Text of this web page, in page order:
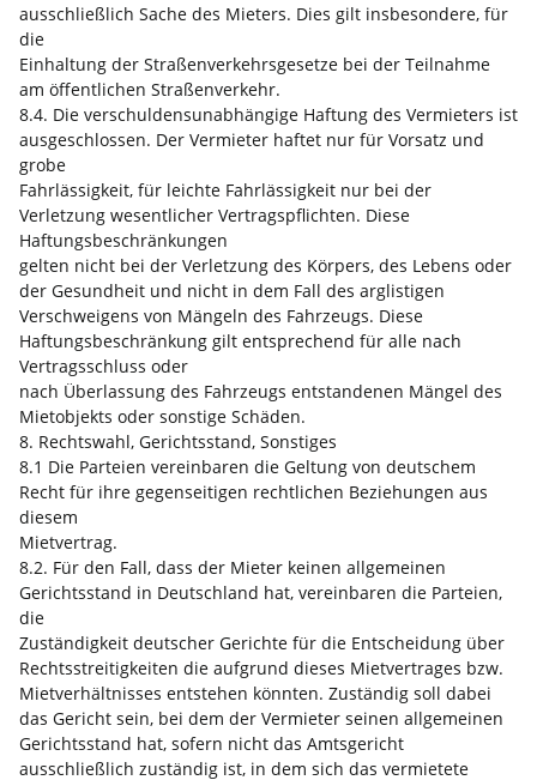
ausschließlich Sache des Mieters. Dies gilt insbesondere, für
die
Einhaltung der Straßenverkehrsgesetze bei der Teilnahme
am öffentlichen Straßenverkehr.
8.4. Die verschuldensunabhängige Haftung des Vermieters ist
ausgeschlossen. Der Vermieter haftet nur für Vorsatz und
grobe
Fahrlässigkeit, für leichte Fahrlässigkeit nur bei der
Verletzung wesentlicher Vertragspflichten. Diese
Haftungsbeschränkungen
gelten nicht bei der Verletzung des Körpers, des Lebens oder
der Gesundheit und nicht in dem Fall des arglistigen
Verschweigens von Mängeln des Fahrzeugs. Diese
Haftungsbeschränkung gilt entsprechend für alle nach
Vertragsschluss oder
nach Überlassung des Fahrzeugs entstandenen Mängel des
Mietobjekts oder sonstige Schäden.
8. Rechtswahl, Gerichtsstand, Sonstiges
8.1 Die Parteien vereinbaren die Geltung von deutschem
Recht für ihre gegenseitigen rechtlichen Beziehungen aus
diesem
Mietvertrag.
8.2. Für den Fall, dass der Mieter keinen allgemeinen
Gerichtsstand in Deutschland hat, vereinbaren die Parteien,
die
Zuständigkeit deutscher Gerichte für die Entscheidung über
Rechtsstreitigkeiten die aufgrund dieses Mietvertrages bzw.
Mietverhältnisses entstehen könnten. Zuständig soll dabei
das Gericht sein, bei dem der Vermieter seinen allgemeinen
Gerichtsstand hat, sofern nicht das Amtsgericht
ausschließlich zuständig ist, in dem sich das vermietete